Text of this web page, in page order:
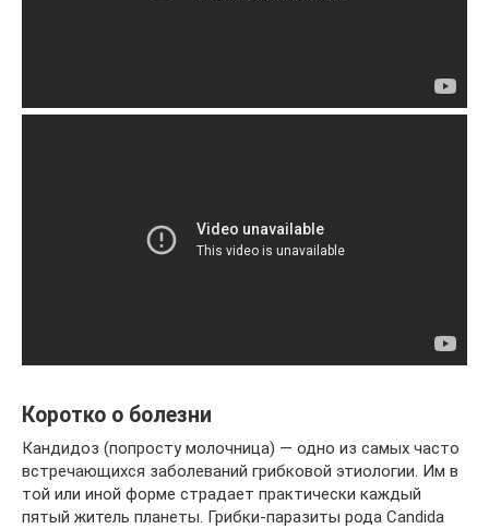
Коротко о болезни
Кандидоз (попросту молочница) — одно из самых часто
встречающихся заболеваний грибковой этиологии. Им в
той или иной форме страдает практически каждый
пятый житель планеты. Грибки-паразиты рода Candida